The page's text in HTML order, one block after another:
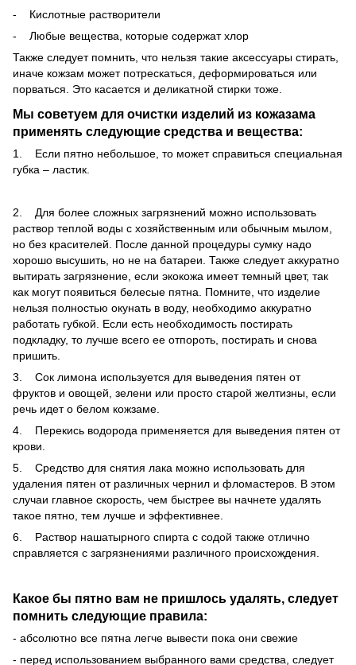
- Кислотные растворители
- Любые вещества, которые содержат хлор
Также следует помнить, что нельзя такие аксессуары стирать,
иначе кожзам может потрескаться, деформироваться или
порваться. Это касается и деликатной стирки тоже.
Мы советуем для очистки изделий из кожазама
применять следующие средства и вещества:
1. Если пятно небольшое, то может справиться специальная
губка – ластик.
2. Для более сложных загрязнений можно использовать
раствор теплой воды с хозяйственным или обычным мылом,
но без красителей. После данной процедуры сумку надо
хорошо высушить, но не на батареи. Также следует аккуратно
вытирать загрязнение, если экокожа имеет темный цвет, так
как могут появиться белесые пятна. Помните, что изделие
нельзя полностью окунать в воду, необходимо аккуратно
работать губкой. Если есть необходимость постирать
подкладку, то лучше всего ее отпороть, постирать и снова
пришить.
3. Сок лимона используется для выведения пятен от
фруктов и овощей, зелени или просто старой желтизны, если
речь идет о белом кожзаме.
4. Перекись водорода применяется для выведения пятен от
крови.
5. Средство для снятия лака можно использовать для
удаления пятен от различных чернил и фломастеров. В этом
случаи главное скорость, чем быстрее вы начнете удалять
такое пятно, тем лучше и эффективнее.
6. Раствор нашатырного спирта с содой также отлично
справляется с загрязнениями различного происхождения.
Какое бы пятно вам не пришлось удалять, следует
помнить следующие правила:
- абсолютно все пятна легче вывести пока они свежие
- перед использованием выбранного вами средства, следует